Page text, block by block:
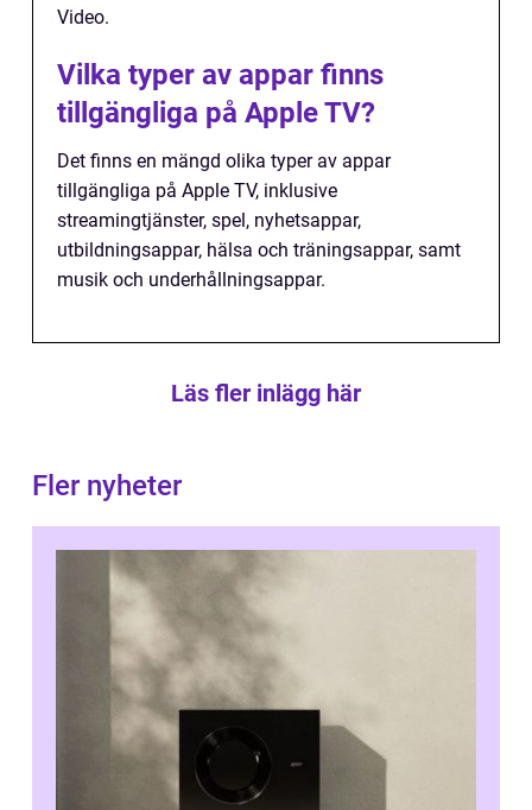
Video.
Vilka typer av appar finns
tillgängliga på Apple TV?
Det finns en mängd olika typer av appar
tillgängliga på Apple TV, inklusive
streamingtjänster, spel, nyhetsappar,
utbildningsappar, hälsa och träningsappar, samt
musik och underhållningsappar.
Läs fler inlägg här
Fler nyheter